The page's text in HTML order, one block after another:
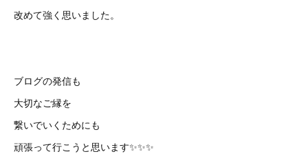
改めて強く思いました。
ブログの発信も
大切なご縁を
繋いでいくためにも
頑張って行こうと思います✨✨✨